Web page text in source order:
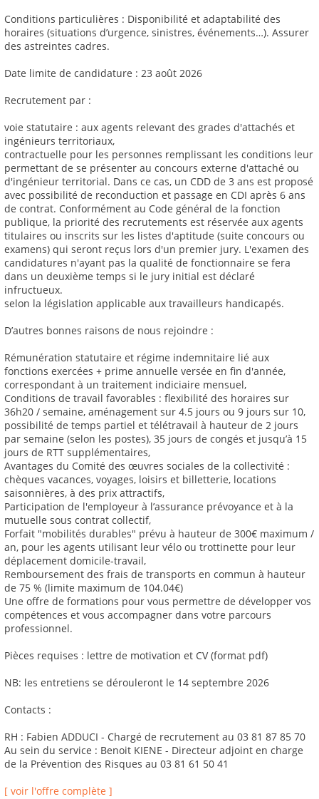
Conditions particulières : Disponibilité et adaptabilité des
horaires (situations d’urgence, sinistres, événements…). Assurer
des astreintes cadres.
Date limite de candidature : 23 août 2026
Recrutement par :
voie statutaire : aux agents relevant des grades d'attachés et
ingénieurs territoriaux,
contractuelle pour les personnes remplissant les conditions leur
permettant de se présenter au concours externe d'attaché ou
d'ingénieur territorial. Dans ce cas, un CDD de 3 ans est proposé
avec possibilité de reconduction et passage en CDI après 6 ans
de contrat. Conformément au Code général de la fonction
publique, la priorité des recrutements est réservée aux agents
titulaires ou inscrits sur les listes d'aptitude (suite concours ou
examens) qui seront reçus lors d'un premier jury. L'examen des
candidatures n'ayant pas la qualité de fonctionnaire se fera
dans un deuxième temps si le jury initial est déclaré
infructueux.
selon la législation applicable aux travailleurs handicapés.
D’autres bonnes raisons de nous rejoindre :
Rémunération statutaire et régime indemnitaire lié aux
fonctions exercées + prime annuelle versée en fin d'année,
correspondant à un traitement indiciaire mensuel,
Conditions de travail favorables : flexibilité des horaires sur
36h20 / semaine, aménagement sur 4.5 jours ou 9 jours sur 10,
possibilité de temps partiel et télétravail à hauteur de 2 jours
par semaine (selon les postes), 35 jours de congés et jusqu’à 15
jours de RTT supplémentaires,
Avantages du Comité des œuvres sociales de la collectivité :
chèques vacances, voyages, loisirs et billetterie, locations
saisonnières, à des prix attractifs,
Participation de l'employeur à l’assurance prévoyance et à la
mutuelle sous contrat collectif,
Forfait "mobilités durables" prévu à hauteur de 300€ maximum /
an, pour les agents utilisant leur vélo ou trottinette pour leur
déplacement domicile-travail,
Remboursement des frais de transports en commun à hauteur
de 75 % (limite maximum de 104.04€)
Une offre de formations pour vous permettre de développer vos
compétences et vous accompagner dans votre parcours
professionnel.
Pièces requises : lettre de motivation et CV (format pdf)
NB: les entretiens se dérouleront le 14 septembre 2026
Contacts :
RH : Fabien ADDUCI - Chargé de recrutement au 03 81 87 85 70
Au sein du service : Benoit KIENE - Directeur adjoint en charge
de la Prévention des Risques au 03 81 61 50 41
[ voir l'offre complète ]